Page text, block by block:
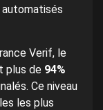
Verif, le
plus de 94%
Ce niveau
les plus